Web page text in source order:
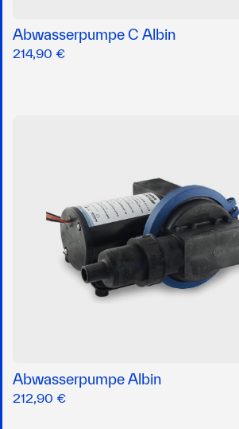
Abwasserpumpe C Albin
214,90 €
Abwasserpumpe Albin
212,90 €